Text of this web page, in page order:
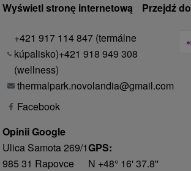
Wyświetl stronę internetową Przejdź do
+421 917 114 847 (termálne
kúpalisko)+421 918 949 308
(wellness)
thermalpark.novolandia@gmail.com
Facebook
Opinii Google
Ulica Samota 269/1
985 31 Rapovce
GPS:
N +48° 16' 37.8''